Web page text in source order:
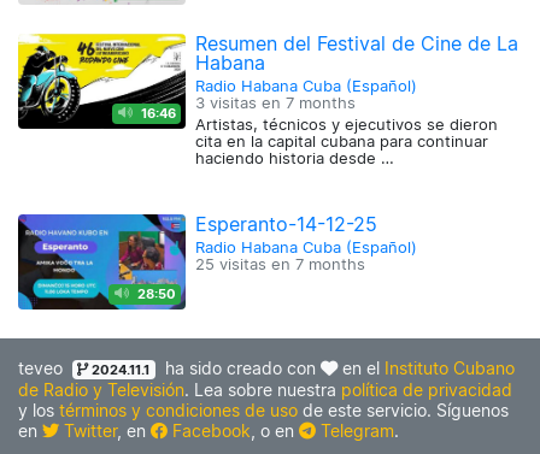
16:46
Resumen del Festival de Cine de La
Habana
Radio Habana Cuba (Español)
3 visitas en7 months
Artistas, técnicos y ejecutivos se dieron
cita en la capital cubana para continuar
haciendo historia desde …
28:50
Esperanto-14-12-25
Radio Habana Cuba (Español)
25 visitas en7 months
teveo 2024.11.1 ha sido creado con en el Instituto Cubano
de Radio y Televisión. Lea sobre nuestra política de privacidad
y los términos y condiciones de uso de este servicio. Síguenos
en
Twitter, en Facebook , o en Telegram.